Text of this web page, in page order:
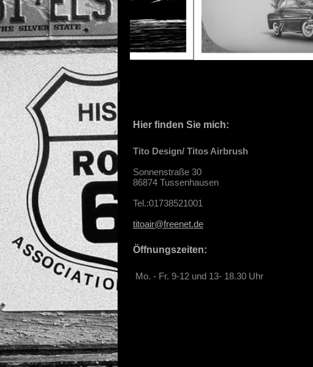
Hier finden Sie mich:
Tito Design/ Titos Airbrush
Sonnenstraße 30
86874 Tussenhausen
Tel.:01738521001
titoair@freenet.de
Öffnungszeiten:
Mo. - Fr. 9-12 und 13- 18.30 Uhr